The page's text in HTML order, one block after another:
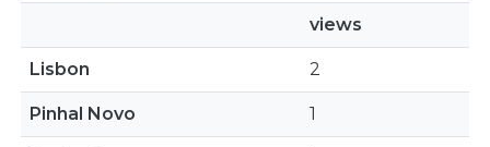
views
Lisbon 2
Pinhal Novo 1